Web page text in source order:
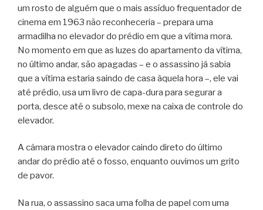
um rosto de alguém que o mais assíduo frequentador de
cinema em 1963 não reconheceria – prepara uma
armadilha no elevador do prédio em que a vítima mora.
No momento em que as luzes do apartamento da vítima,
no último andar, são apagadas – e o assassino já sabia
que a vítima estaria saindo de casa àquela hora –, ele vai
até prédio, usa um livro de capa-dura para segurar a
porta, desce até o subsolo, mexe na caixa de controle do
elevador.
A câmara mostra o elevador caindo direto do último
andar do prédio até o fosso, enquanto ouvimos um grito
de pavor.
Na rua, o assassino saca uma folha de papel com uma